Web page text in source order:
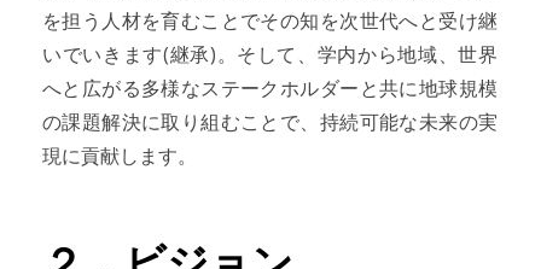
を担う人材を育むことでその知を次世代へと受け継
いでいきます(継承)。そして、学内から地域、世界
へと広がる多様なステークホルダーと共に地球規模
の課題解決に取り組むことで、持続可能な未来の実
現に貢献します。